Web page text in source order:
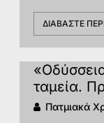
ΔΙΑΒΆΣΤΕ
ταμεία.
Πατμιακά